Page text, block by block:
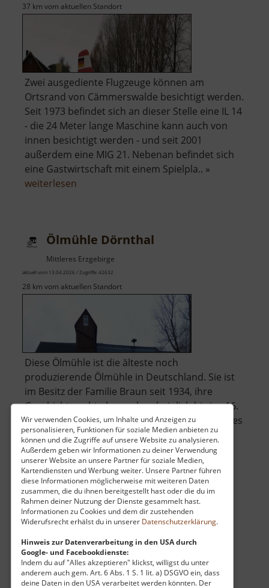
Wir verwenden Cookies, um Inhalte und Anzeigen zu
personalisieren, Funktionen für soziale Medien anbieten zu
können und die Zugriffe auf unsere Website zu analysieren.
Außerdem geben wir Informationen zu deiner Verwendung
unserer Website an unsere Partner für soziale Medien,
Kartendiensten und Werbung weiter. Unsere Partner führen
diese Informationen möglicherweise mit weiteren Daten
zusammen, die du ihnen bereitgestellt hast oder die du im
Rahmen deiner Nutzung der Dienste gesammelt hast.
Informationen zu Cookies und dem dir zustehenden
Widerufsrecht erhälst du in unserer Datenschutzerklärung.
Hinweis zur Datenverarbeitung in den USA durch
Google- und Facebookdienste:
Indem du auf "Alles akzeptieren" klickst, willigst du unter
anderem auch gem. Art. 6 Abs. 1 S. 1 lit. a) DSGVO ein, dass
deine Daten in den USA verarbeitet werden könnten. Der
37 km vom aktuellen Standort
Zwei ausgediente Flugzeuge können am
Ortsrand von Cämmerswalde besichtigt werden.
Seit 1973 befindet sich an dieser Stelle eine IL 14
- die 24 Meter lange Maschine kann auch von
innen besichtigt werden - und seit 2001
außerdem eine MIG 21. Nebenan befindet sich
eine Gastwirtschaft mit einem Spielpla.. »
weiterlesen
Ölmühle Dörnthal
Mittleres Erzgebirge
aktuell vom 13.04.2026 / Zugriffe: 42632
28 km vom aktuellen Standort
Diese Ölmühle ist die älteste noch
produzierende Ölmühle in Deutschland. Sie ist
im Besitz der Familie Braun seit 1934, ihre
Geschichte geht aber wahrscheinlich bis ins 16.
Jahrhundert zurück. Das Fachwerkhaus, welches
heute besichtigt werden kann, wurde 1806
gebaut. Das Wasserrad wurde zu Beginn de.. »
weiterlesenüber
Ölmühle
Dörnthal
Tiefer Molchener Stolln
Pobershau / Mittleres Erzgebirge
aktuell vom 13.04.2026 / Zugriffe: 44684
16 km vom aktuellen Standort